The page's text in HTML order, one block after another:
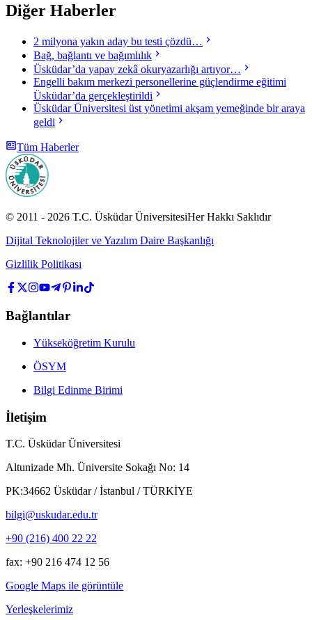
Diğer Haberler
2 milyona yakın aday bu testi çözdü…
Bağ, bağlantı ve bağımlılık
Üsküdar’da yapay zekâ okuryazarlığı artıyor…
Engelli bakım merkezi personellerine güçlendirme eğitimi
Üsküdar’da gerçekleştirildi
Üsküdar Üniversitesi üst yönetimi akşam yemeğinde bir araya
geldi
Tüm Haberler
© 2011 - 2026 T.C. Üsküdar ÜniversitesiHer Hakkı Saklıdır
Dijital Teknolojiler ve Yazılım Daire Başkanlığı
Gizlilik Politikası
Bağlantılar
Yükseköğretim Kurulu
ÖSYM
Bilgi Edinme Birimi
İletişim
T.C. Üsküdar Üniversitesi
Altunizade Mh. Üniversite Sokağı No: 14
PK:34662 Üsküdar / İstanbul / TÜRKİYE
bilgi@uskudar.edu.tr
+90 (216) 400 22 22
fax: +90 216 474 12 56
Google Maps ile görüntüle
Yerleşkelerimiz